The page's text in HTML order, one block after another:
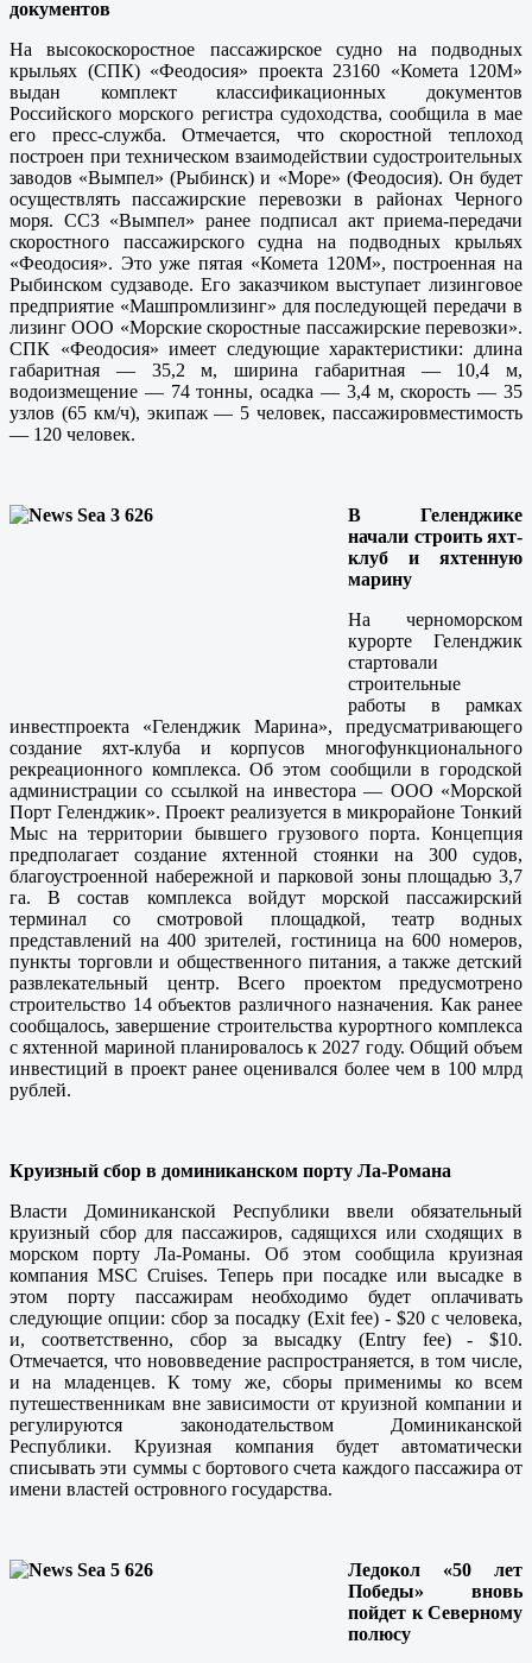
документов
На высокоскоростное пассажирское судно на подводных
крыльях (СПК) «Феодосия» проекта 23160 «Комета 120М»
выдан комплект классификационных документов
Российского морского регистра судоходства, сообщила в мае
его пресс-служба. Отмечается, что скоростной теплоход
построен при техническом взаимодействии судостроительных
заводов «Вымпел» (Рыбинск) и «Море» (Феодосия). Он будет
осуществлять пассажирские перевозки в районах Черного
моря. ССЗ «Вымпел» ранее подписал акт приема-передачи
скоростного пассажирского судна на подводных крыльях
«Феодосия». Это уже пятая «Комета 120М», построенная на
Рыбинском судзаводе. Его заказчиком выступает лизинговое
предприятие «Машпромлизинг» для последующей передачи в
лизинг ООО «Морские скоростные пассажирские перевозки».
СПК «Феодосия» имеет следующие характеристики: длина
габаритная — 35,2 м, ширина габаритная — 10,4 м,
водоизмещение — 74 тонны, осадка — 3,4 м, скорость — 35
узлов (65 км/ч), экипаж — 5 человек, пассажировместимость
— 120 человек.
В Геленджике
начали строить яхт-
клуб и яхтенную
марину
На черноморском
курорте Геленджик
стартовали
строительные
работы в рамках
инвестпроекта «Геленджик Марина», предусматривающего
создание яхт-клуба и корпусов многофункционального
рекреационного комплекса. Об этом сообщили в городской
администрации со ссылкой на инвестора — ООО «Морской
Порт Геленджик». Проект реализуется в микрорайоне Тонкий
Мыс на территории бывшего грузового порта. Концепция
предполагает создание яхтенной стоянки на 300 судов,
благоустроенной набережной и парковой зоны площадью 3,7
га. В состав комплекса войдут морской пассажирский
терминал со смотровой площадкой, театр водных
представлений на 400 зрителей, гостиница на 600 номеров,
пункты торговли и общественного питания, а также детский
развлекательный центр. Всего проектом предусмотрено
строительство 14 объектов различного назначения. Как ранее
сообщалось, завершение строительства курортного комплекса
с яхтенной мариной планировалось к 2027 году. Общий объем
инвестиций в проект ранее оценивался более чем в 100 млрд
рублей.
Круизный сбор в доминиканском порту Ла-Романа
Власти Доминиканской Республики ввели обязательный
круизный сбор для пассажиров, садящихся или сходящих в
морском порту Ла-Романы. Об этом сообщила круизная
компания MSC Cruises. Теперь при посадке или высадке в
этом порту пассажирам необходимо будет оплачивать
следующие опции: сбор за посадку (Exit fee) - $20 с человека,
и, соответственно, сбор за высадку (Entry fee) - $10.
Отмечается, что нововведение распространяется, в том числе,
и на младенцев. К тому же, сборы применимы ко всем
путешественникам вне зависимости от круизной компании и
регулируются законодательством Доминиканской
Республики. Круизная компания будет автоматически
списывать эти суммы с бортового счета каждого пассажира от
имени властей островного государства.
Ледокол «50 лет
Победы» вновь
пойдет к Северному
полюсу